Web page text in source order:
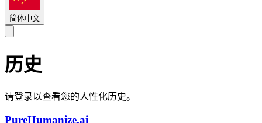
简体中文
历史
请登录以查看您的人性化历史。
PureHumanize.ai